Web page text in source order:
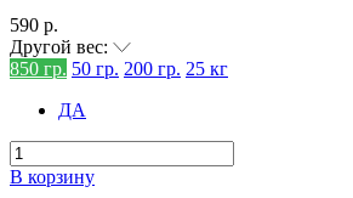
590 р.
Другой вес:
850 гр. 50 гр. 200 гр. 25 кг
ДА
В корзину